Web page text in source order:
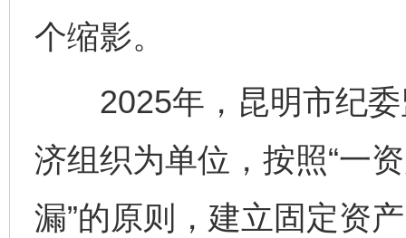
个缩影。
2025年，昆明市纪委
济组织为单位，按照“一
漏”的原则，建立固定资